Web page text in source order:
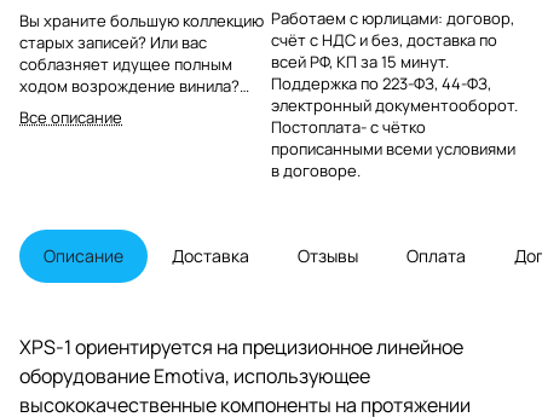
Вы храните большую коллекцию
старых записей? Или вас
соблазняет идущее полным
ходом возрождение винила?
Если так, то
высококачественный фоно-
Обладающий высокой точностью
и низким уровнем шума XPS-1
идеально подходит для
предусилителю или другому
аудио оборудованию с
линейными входами RCA
Все описание
Работаем с юрлицами: договор,
счёт с НДС и без, доставка по
всей РФ, КП за 15 минут.
Поддержка по 223-ФЗ, 44-ФЗ,
электронный документооборот.
Постоплата- с чётко
прописанными всеми условиями
в договоре.
Описание Доставка Отзывы Оплата
XPS-1 ориентируется на прецизионное линейное
оборудование Emotiva, использующее
высококачественные компоненты на протяжении